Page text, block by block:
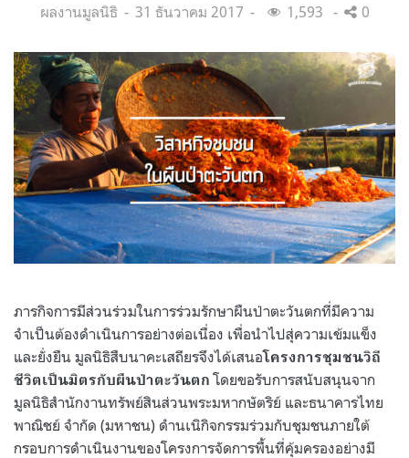
Categories:
ผลงานมูลนิธิ
Posted
31 ธันวาคม 2017 1,593 0
ภารกิจการมีส่วนร่วมในการร่วมรักษาผืนป่าตะวันตกที่มีความ
จำเป็นต้องดำเนินการอย่างต่อเนื่อง เพื่อนำไปสุ่ความเข้มแข็ง
และยั่งยืน มูลนิธิสืบนาคะเสถียรจึงได้เสนอโครงการชุมชนวิถี
ชีวิตเป็นมิตรกับผืนป่าตะวันตก โดยขอรับการสนับสนุนจาก
มูลนิธิสำนักงานทรัพย์สินส่วนพระมหากษัตริย์ และธนาคารไทย
พาณิชย์ จำกัด (มหาชน) ดำนเนิกิจกรรมร่วมกับชุมชนภายใต้
กรอบการดำเนินงานของโครงการจัดการพื้นที่คุ้มครองอย่างมี